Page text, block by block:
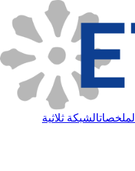
الملخصاتالشبكة ثلاثية